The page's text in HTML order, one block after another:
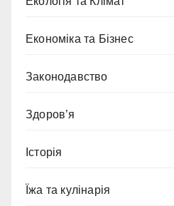
Економіка та Бізнес
Законодавство
Здоров’я
Історія
Їжа та кулінарія